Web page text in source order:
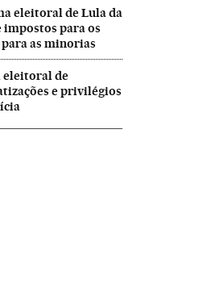
eleitoral de Lula da
impostos para os
as minorias
eleitoral de
e privilégios